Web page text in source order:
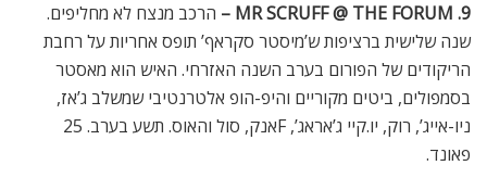
9. MR SCRUFF @ THE FORUM –
הרכב מנצח לא מחליפים.
שנה שלישית ברציפות ש’מיסטר סקראף’ תופס אחריות על רחבת
הריקודים של הפורום בערב השנה האזרחי. האיש הוא מאסטר
בסמפולים, ביטים מקוריים והיפ-הופ אלטרנטיבי שמשלב ג’אז,
ניו-אייג’, רוק, יו.קיי ג’אראג’, Fאנק, סול והאוס. תשע בערב. 25
פאונד.